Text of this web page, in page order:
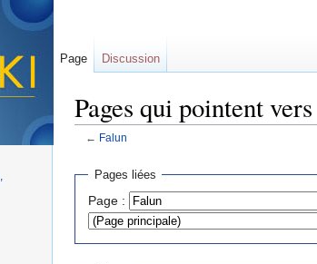
Pages qui pointent
← Falun
Pages liées
Page :
Page Discussion